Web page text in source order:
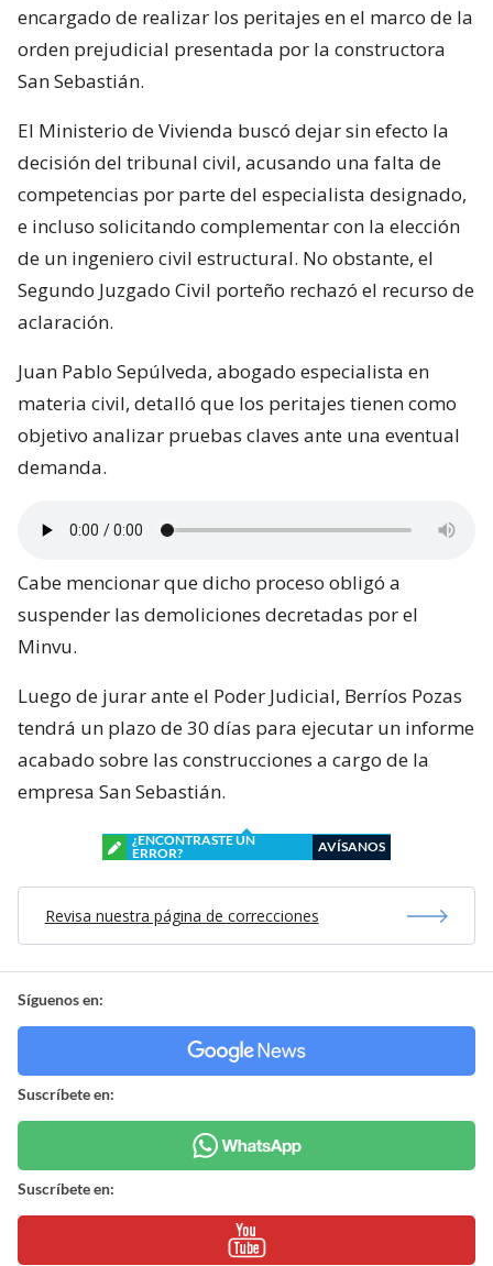
encargado de realizar los peritajes en el marco de la
orden prejudicial presentada por la constructora
San Sebastián.
El Ministerio de Vivienda buscó dejar sin efecto la
decisión del tribunal civil, acusando una falta de
competencias por parte del especialista designado,
e incluso solicitando complementar con la elección
de un ingeniero civil estructural. No obstante, el
Segundo Juzgado Civil porteño rechazó el recurso de
aclaración.
Juan Pablo Sepúlveda, abogado especialista en
materia civil, detalló que los peritajes tienen como
objetivo analizar pruebas claves ante una eventual
demanda.
Cabe mencionar que dicho proceso obligó a
suspender las demoliciones decretadas por el
Minvu.
Luego de jurar ante el Poder Judicial, Berríos Pozas
tendrá un plazo de 30 días para ejecutar un informe
acabado sobre las construcciones a cargo de la
empresa San Sebastián.
¿ENCONTRASTE UN
ERROR?
AVÍSANOS
Revisa nuestra página de correcciones
Síguenos en:
Suscríbete en:
Suscríbete en: